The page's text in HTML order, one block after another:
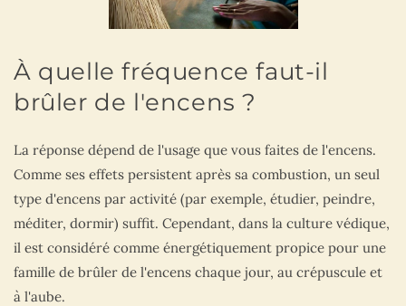
À quelle fréquence faut-il
brûler de l'encens ?
La réponse dépend de l'usage que vous faites de l'encens.
Comme ses effets persistent après sa combustion, un seul
type d'encens par activité (par exemple, étudier, peindre,
méditer, dormir) suffit. Cependant, dans la culture védique,
il est considéré comme énergétiquement propice pour une
famille de brûler de l'encens chaque jour, au crépuscule et
à l'aube.